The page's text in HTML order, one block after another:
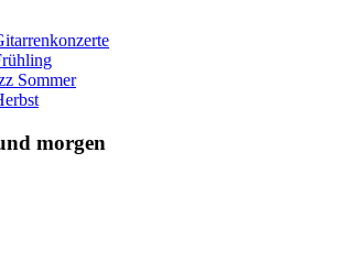
Sommer
morgen